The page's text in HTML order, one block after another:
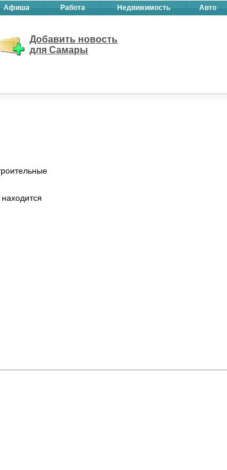
Афиша Работа Недвижимость Авто
Добавить новость
для Самары